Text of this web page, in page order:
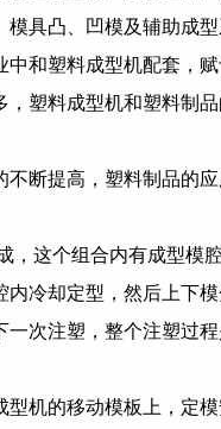
具凸、凹模及辅助成
和塑料成型机配套，赋
塑料成型机和塑料制品
不断提高，塑料制品的
，这个组合内有成型模
冷却定型，然后上下
次注塑，整个注塑过
机的移动模板上，定